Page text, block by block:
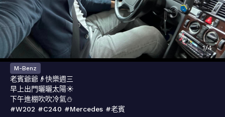
1/4
M-Benz
老賓爺爺👴快樂週三
早上出門曬曬太陽☀️
下午進棚吹吹冷氣⛄️
#W202 #C240 #Mercedes #老賓